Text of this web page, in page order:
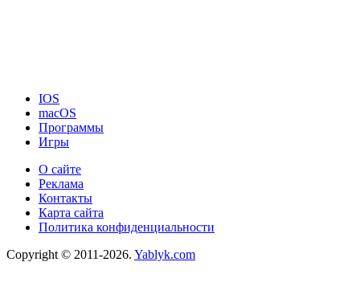
IOS
macOS
Программы
Игры
О сайте
Реклама
Контакты
Карта сайта
Политика конфиденциальности
Copyright © 2011-2026. Yablyk.сom